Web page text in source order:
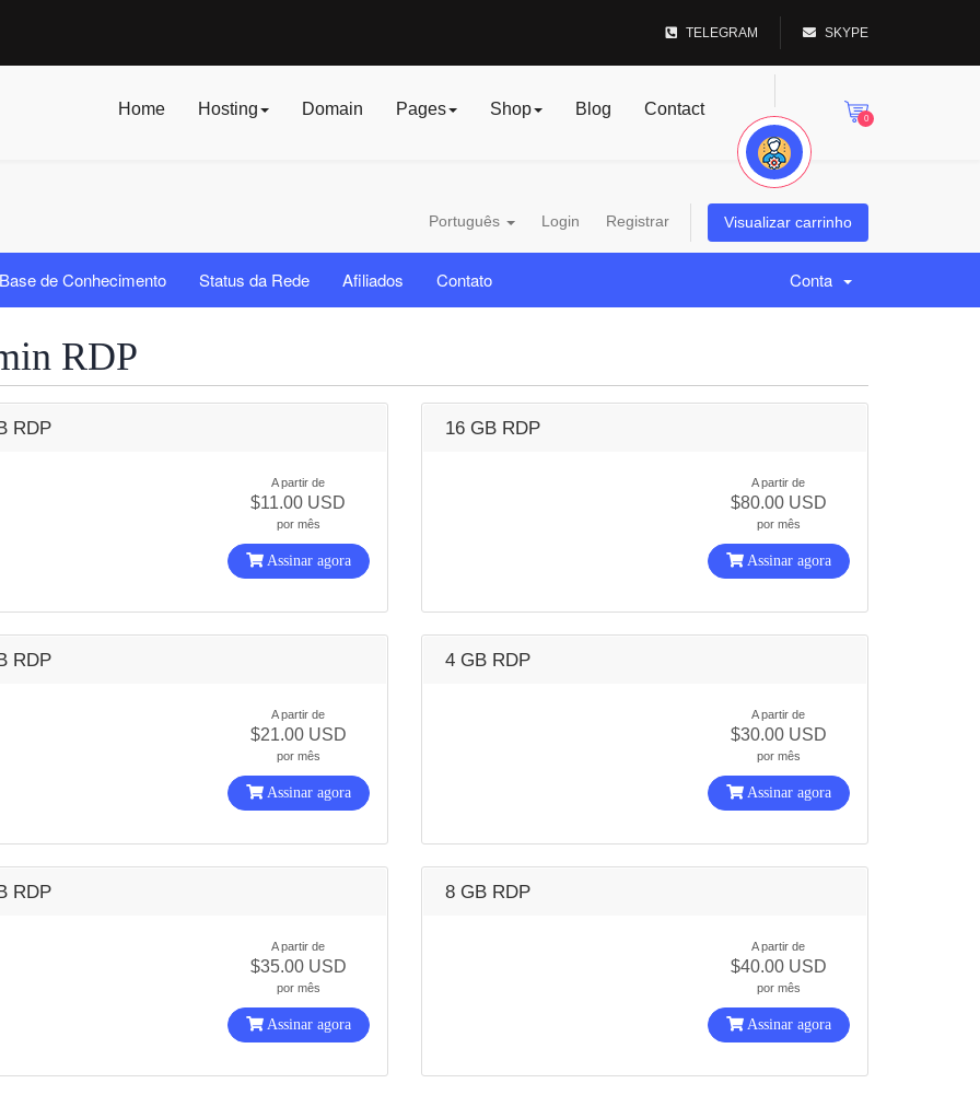
TELEGRAM SKYPE
0
Home Hosting Domain Pages Shop Blog Contact
Português Login Registrar Visualizar carrinho
Base de Conhecimento Status da Rede Afiliados Contato Conta
RDP
RDP
A partir de
$11.00 USD
por mês
Assinar agora
16 GB RDP
A partir de
$80.00 USD
por mês
Assinar agora
RDP
A partir de
$21.00 USD
por mês
Assinar agora
4 GB RDP
A partir de
$30.00 USD
por mês
Assinar agora
RDP
A partir de
$35.00 USD
por mês
Assinar agora
8 GB RDP
A partir de
$40.00 USD
por mês
Assinar agora